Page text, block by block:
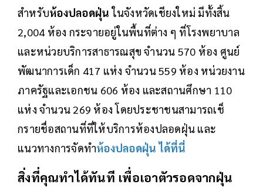
สำหรับห้องปลอดฝุ่น ในจังหวัดเชียงใหม่ มีทั้งสิ้น
2,004 ห้อง กระจายอยู่ในพื้นที่ต่าง ๆ ที่โรงพยาบาล
และหน่วยบริการสาธารณสุข จำนวน 570 ห้อง ศูนย์
พัฒนาการเด็ก 417 แห่ง จำนวน 559 ห้อง หน่วยงาน
ภาครัฐและเอกชน 606 ห้อง และสถานศึกษา 110
แห่ง จำนวน 269 ห้อง โดยประชาชนสามารถเช็
กรายชื่อสถานที่ที่ให้บริการห้องปลอดฝุ่น และ
แนวทางการจัดทำห้องปลอดฝุ่น ได้ที่นี่
สิ่งที่คุณทำได้ทันที เพื่อเอาตัวรอดจากฝุ่น